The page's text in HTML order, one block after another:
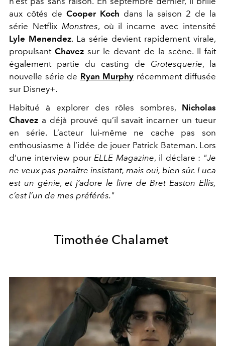
aux côtés de Cooper Koch dans la saison 2 de la
série Netflix Monstres, où il incarne avec intensité
Lyle Menendez. La série devient rapidement virale,
propulsantChavez sur le devant de la scène. Il fait
également partie du casting de Grotesquerie, la
nouvelle série de Ryan Murphy récemment diffusée
sur Disney+.
Habitué à explorer des rôles sombres, Nicholas
Chavez a déjà prouvé qu’il savait incarner un tueur
en série. L’acteur lui-même ne cache pas son
enthousiasme à l’idée de jouer Patrick Bateman. Lors
d’une interview pour ELLE Magazine, il déclare : "Je
ne veux pas paraître insistant, mais oui, bien sûr. Luca
est un génie, et j’adore le livre de Bret Easton Ellis,
c’est l’un de mes préférés."
Timothée Chalamet